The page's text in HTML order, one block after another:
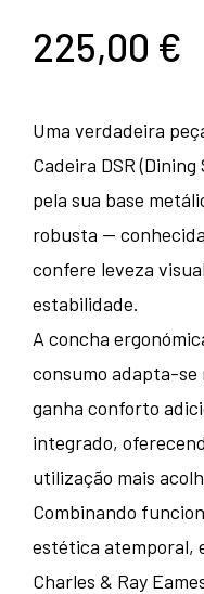
225,00 €
Uma verdadeira
Cadeira DSR
pela sua base
robusta —
confere leveza
estabilidade.
A concha
consumo adapta-
ganha conforto
integrado,
utilização mais
Combinando
estética atemporal,
Charles & Ray